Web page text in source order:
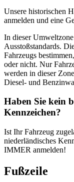
Unsere historischen
anmelden und eine
In dieser
Ausstoßstandards.
Fahrzeugs
oder nicht. Nur
werden in dieser
Diesel- und
Haben Sie kein
Kennzeichen?
Ist Ihr Fahrzeug
niederländisches
IMMER anmelden!
Fußzeile